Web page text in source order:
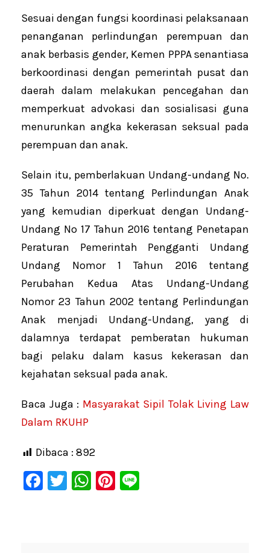
Sesuai dengan fungsi koordinasi pelaksanaan
penanganan perlindungan perempuan dan
anak berbasis gender, Kemen PPPA senantiasa
berkoordinasi dengan pemerintah pusat dan
daerah dalam melakukan pencegahan dan
memperkuat advokasi dan sosialisasi guna
menurunkan angka kekerasan seksual pada
perempuan dan anak.
Selain itu, pemberlakuan Undang-undang No.
35 Tahun 2014 tentang Perlindungan Anak
yang kemudian diperkuat dengan Undang-
Undang No 17 Tahun 2016 tentang Penetapan
Peraturan Pemerintah Pengganti Undang
Undang Nomor 1 Tahun 2016 tentang
Perubahan Kedua Atas Undang-Undang
Nomor 23 Tahun 2002 tentang Perlindungan
Anak menjadi Undang-Undang, yang di
dalamnya terdapat pemberatan hukuman
bagi pelaku dalam kasus kekerasan dan
kejahatan seksual pada anak.
Baca Juga : Masyarakat Sipil Tolak Living Law
Dalam RKUHP
Dibaca : 892
F
T
W Pi